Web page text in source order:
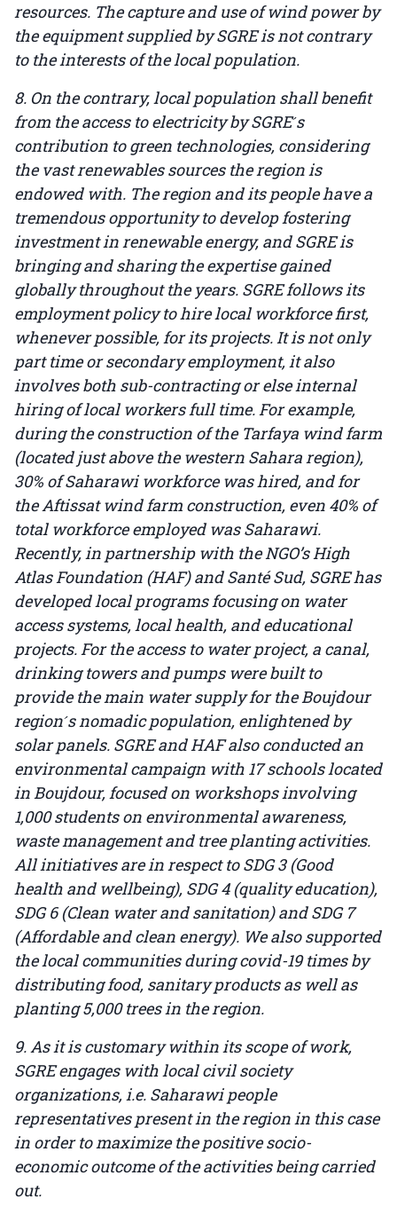
resources. The capture and use of wind power by
the equipment supplied by SGRE is not contrary
to the interests of the local population.
8. On the contrary, local population shall benefit
from the access to electricity by SGRE ́s
contribution to green technologies, considering
the vast renewables sources the region is
endowed with. The region and its people have a
tremendous opportunity to develop fostering
investment in renewable energy, and SGRE is
bringing and sharing the expertise gained
globally throughout the years. SGRE follows its
employment policy to hire local workforce first,
whenever possible, for its projects. It is not only
part time or secondary employment, it also
involves both sub-contracting or else internal
hiring of local workers full time. For example,
during the construction of the Tarfaya wind farm
(located just above the western Sahara region),
30% of Saharawi workforce was hired, and for
the Aftissat wind farm construction, even 40% of
total workforce employed was Saharawi.
Recently, in partnership with the NGO’s High
Atlas Foundation (HAF) and Santé Sud, SGRE has
developed local programs focusing on water
access systems, local health, and educational
projects. For the access to water project, a canal,
drinking towers and pumps were built to
provide the main water supply for the Boujdour
region ́s nomadic population, enlightened by
solar panels. SGRE and HAF also conducted an
environmental campaign with 17 schools located
in Boujdour, focused on workshops involving
1,000 students on environmental awareness,
waste management and tree planting activities.
All initiatives are in respect to SDG 3 (Good
health and wellbeing), SDG 4 (quality education),
SDG 6 (Clean water and sanitation) and SDG 7
(Affordable and clean energy). We also supported
the local communities during covid-19 times by
distributing food, sanitary products as well as
planting 5,000 trees in the region.
9. As it is customary within its scope of work,
SGRE engages with local civil society
organizations, i.e. Saharawi people
representatives present in the region in this case
in order to maximize the positive socio-
economic outcome of the activities being carried
out.